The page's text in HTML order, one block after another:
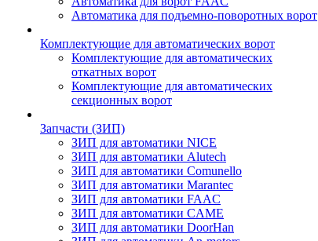
Автоматика для подъемно-поворотных ворот
Комплектующие для автоматических ворот
Комплектующие для автоматических
откатных ворот
Комплектующие для автоматических
секционных ворот
Запчасти (ЗИП)
ЗИП для автоматики NICE
ЗИП для автоматики Alutech
ЗИП для автоматики Comunello
ЗИП для автоматики Marantec
ЗИП для автоматики FAAC
ЗИП для автоматики CAME
ЗИП для автоматики DoorHan